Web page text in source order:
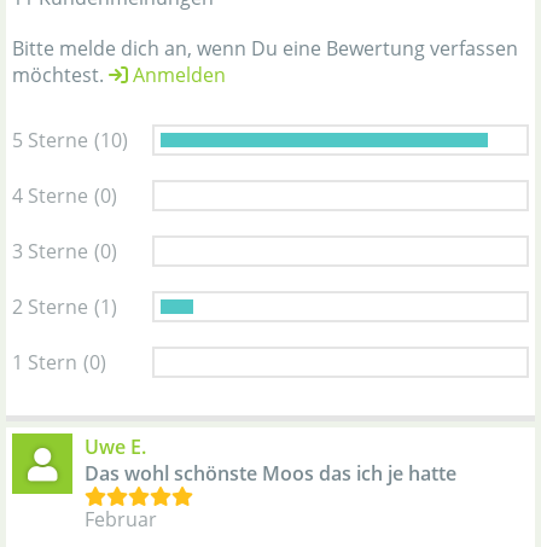
Bitte melde dich an, wenn Du eine Bewertung verfassen
möchtest.
Anmelden
5 Sterne (10)
4 Sterne (0)
3 Sterne (0)
2 Sterne (1)
1 Stern (0)
Uwe E.
Das wohl schönste Moos das ich je hatte
Februar